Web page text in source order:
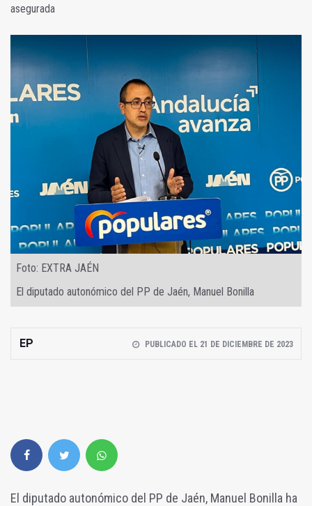
asegurada
Foto: EXTRA JAÉN
El diputado autonómico del PP de Jaén, Manuel Bonilla
EP PUBLICADO EL 21 DE DICIEMBRE DE 2023
El diputado autonómico del PP de Jaén, Manuel Bonilla ha